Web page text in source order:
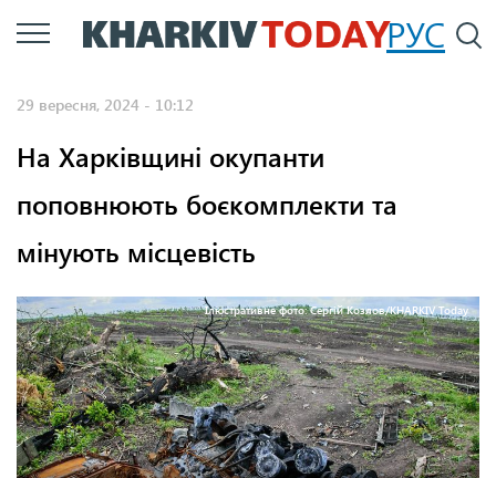
Перейти
до
РУС
29 вересня, 2024 - 10:12
На Харківщині окупанти
поповнюють боєкомплекти та
мінують місцевість
Ілюстративне фото: Сергій Козлов/KHARKIV Today